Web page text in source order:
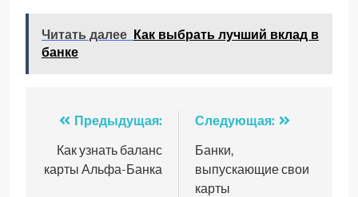
Читать далее Как выбрать лучший вклад в
банке
Навигация
по
записям
Предыдущая:
Как узнать баланс
карты Альфа-Банка
Следующая:
Банки,
выпускающие свои
карты